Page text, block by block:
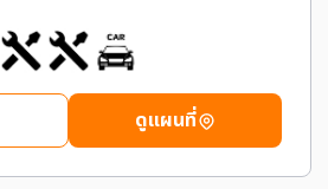
ดูแผนที่